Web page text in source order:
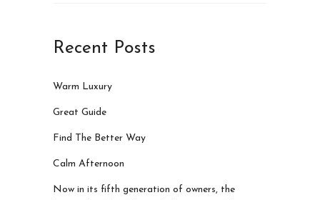
Recent Posts
Warm Luxury
Great Guide
Find The Better Way
Calm Afternoon
Now in its fifth generation of owners, the